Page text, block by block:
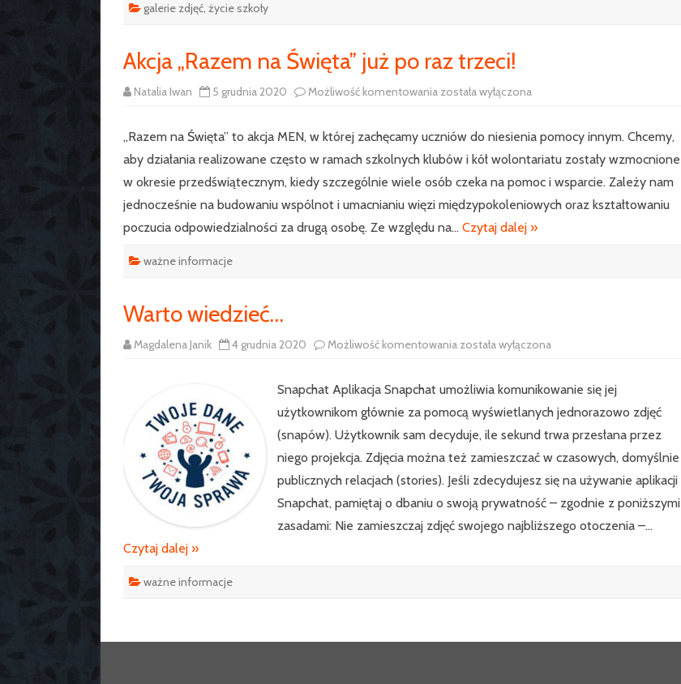
galerie zdjęć, życie szkoły
Akcja „Razem na Święta” już po raz trzeci!
Natalia Iwan 5 grudnia 2020 Możliwość komentowania Akcja
już
raz
została wyłączona
„Razem na Święta” to akcja MEN, w której zachęcamy uczniów do niesienia pomocy innym. Chcemy,
aby działania realizowane często w ramach szkolnych klubów i kół wolontariatu zostały wzmocnione
w okresie przedświątecznym, kiedy szczególnie wiele osób czeka na pomoc i wsparcie. Zależy nam
jednocześnie na budowaniu wspólnot i umacnianiu więzi międzypokoleniowych oraz kształtowaniu
poczucia odpowiedzialności za drugą osobę. Ze względu na… Czytaj dalej »
ważne informacje
Warto wiedzieć…
Magdalena Janik 4 grudnia 2020 Możliwość komentowania Warto
wiedzieć…
została wyłączona
Snapchat Aplikacja Snapchat umożliwia komunikowanie się jej
użytkownikom głównie za pomocą wyświetlanych jednorazowo zdjęć
(snapów). Użytkownik sam decyduje, ile sekund trwa przesłana przez
niego projekcja. Zdjęcia można też zamieszczać w czasowych, domyślnie
publicznych relacjach (stories). Jeśli zdecydujesz się na używanie aplikacji
Snapchat, pamiętaj o dbaniu o swoją prywatność – zgodnie z poniższymi
zasadami: Nie zamieszczaj zdjęć swojego najbliższego otoczenia –…
Czytaj dalej »
ważne informacje